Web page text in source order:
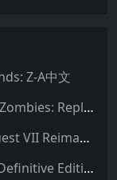
Z-A中文
植物大战僵尸：重植版|Plants vs. Zombies: Replanted中文
勇者斗恶龙7：重制版|Dragon Quest VII Reimagined中文
古墓丽影：决定版|Tomb Raider: Definitive Edition中文